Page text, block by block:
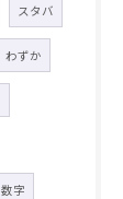
スタバ
わずか
数字